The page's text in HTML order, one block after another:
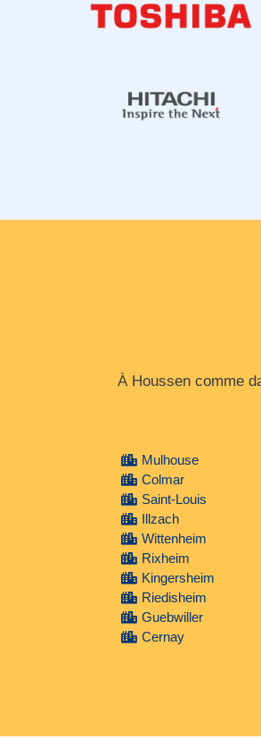
À Houssen comme
Mulhouse
Colmar
Saint-Louis
Illzach
Wittenheim
Rixheim
Kingersheim
Riedisheim
Guebwiller
Cernay